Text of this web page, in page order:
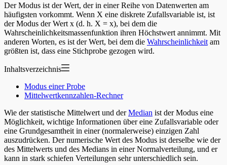
Der Modus ist der Wert, der in einer Reihe von Datenwerten am
häufigsten vorkommt. Wenn X eine diskrete Zufallsvariable ist, ist
der Modus der Wert x (d. h. X = x), bei dem die
Wahrscheinlichkeitsmassenfunktion ihren Höchstwert annimmt. Mit
anderen Worten, es ist der Wert, bei dem die Wahrscheinlichkeit am
größten ist, dass eine Stichprobe gezogen wird.
Inhaltsverzeichnis
Modus einer Probe
Mittelwertkennzahlen-Rechner
Wie der statistische Mittelwert und derMedian ist der Modus eine
Möglichkeit, wichtige Informationen über eine Zufallsvariable oder
eine Grundgesamtheit in einer (normalerweise) einzigen Zahl
auszudrücken. Der numerische Wert des Modus ist derselbe wie der
des Mittelwerts und des Medians in einer Normalverteilung, und er
kann in stark schiefen Verteilungen sehr unterschiedlich sein.